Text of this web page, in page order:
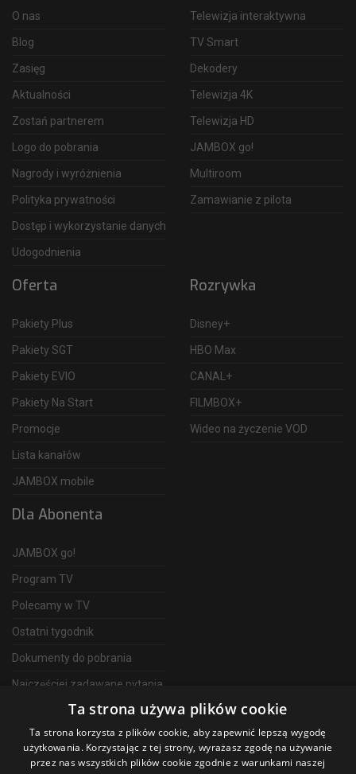
O nas
Blog
Zasięg
Aktualności
Zostań partnerem
Logo do pobrania
Nagrody i wyróżnienia
Polityka prywatności
Dostęp i wykorzystanie danych
Udogodnienia
Telewizja interaktywna
TV Smart
Dekodery
Telewizja 4K
Telewizja HD
JAMBOX go!
Multiroom
Zamawianie z pilota
Oferta
Pakiety Plus
Pakiety SGT
Pakiety EVIO
Pakiety Na Start
Promocje
Lista kanałów
JAMBOX mobile
Rozrywka
Disney+
HBO Max
CANAL+
FILMBOX+
Wideo na życzenie VOD
Dla Abonenta
JAMBOX go!
Program TV
Polecamy w TV
Ostatni tygodnik
Dokumenty do pobrania
Najczęściej zadawane pytania
Telewizja Światłowodowa
Ta strona używa plików cookie
Ta strona korzysta z plików cookie, aby zapewnić lepszą wygodę
użytkowania. Korzystając z tej strony, wyrażasz zgodę na używanie
przez nas wszystkich plików cookie zgodnie z warunkami naszej